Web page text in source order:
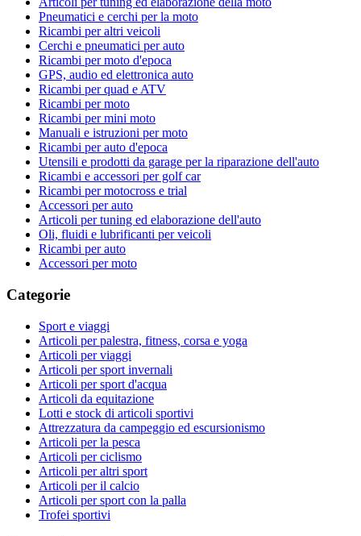
Pneumatici e cerchi per la moto
Ricambi per altri veicoli
Cerchi e pneumatici per auto
Ricambi per moto d'epoca
GPS, audio ed elettronica auto
Ricambi per quad e ATV
Ricambi per moto
Ricambi per mini moto
Manuali e istruzioni per moto
Ricambi per auto d'epoca
Utensili e prodotti da garage per la riparazione dell'auto
Ricambi e accessori per golf car
Ricambi per motocross e trial
Accessori per auto
Articoli per tuning ed elaborazione dell'auto
Oli, fluidi e lubrificanti per veicoli
Ricambi per auto
Accessori per moto
Categorie
Sport e viaggi
Articoli per palestra, fitness, corsa e yoga
Articoli per viaggi
Articoli per sport invernali
Articoli per sport d'acqua
Articoli da equitazione
Lotti e stock di articoli sportivi
Attrezzatura da campeggio ed escursionismo
Articoli per la pesca
Articoli per ciclismo
Articoli per altri sport
Articoli per il calcio
Articoli per sport con la palla
Trofei sportivi